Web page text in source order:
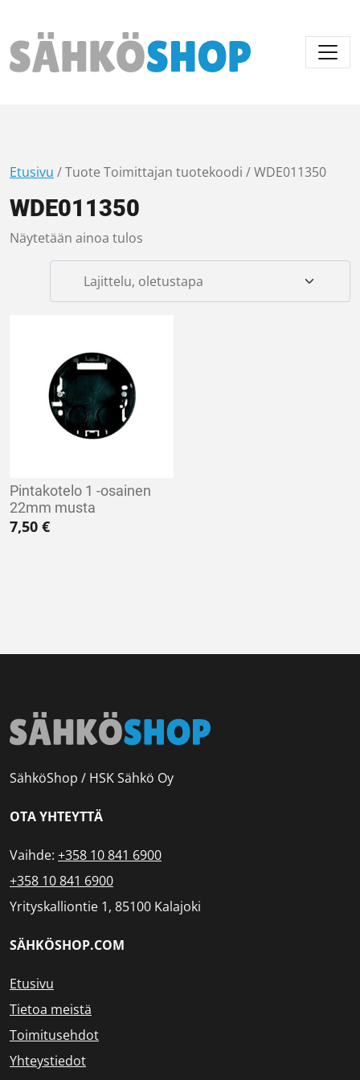
Päävalikko
Etusivu / Tuote Toimittajan tuotekoodi / WDE011350
WDE011350
Näytetään ainoa tulos
Pintakotelo 1 -osainen
22mm musta
7,50 €
SähköShop / HSK Sähkö Oy
OTA YHTEYTTÄ
Vaihde: +358 10 841 6900
+358 10 841 6900
Yrityskalliontie 1, 85100 Kalajoki
SÄHKÖSHOP.COM
Etusivu
Tietoa meistä
Toimitusehdot
Yhteystiedot